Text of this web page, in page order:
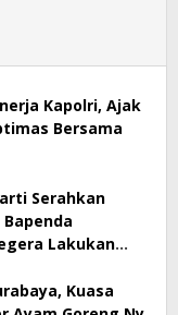
Kapolri, Ajak
Bersama
Serahkan
Lakukan
Kuasa